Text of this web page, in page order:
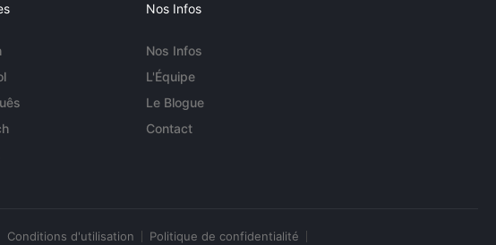
Nos Infos
Nos Infos
L'Équipe
Le Blogue
Contact
Conditions d'utilisation Politique de confidentialité